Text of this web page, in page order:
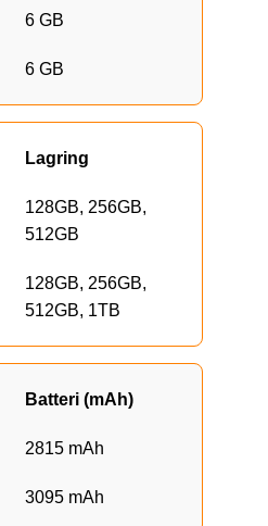
6 GB
6 GB
Lagring
128GB, 256GB,
512GB
128GB, 256GB,
512GB, 1TB
Batteri (mAh)
2815 mAh
3095 mAh